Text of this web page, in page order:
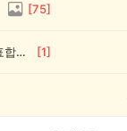
[75]
💰[당첨자 발표] 우리 동네 썰전 12회차 당첨자를 발표합니다! [1]